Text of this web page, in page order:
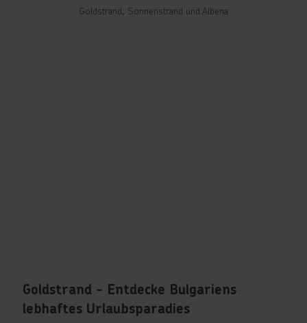
Goldstrand, Sonnenstrand und Albena
Goldstrand - Entdecke Bulgariens
lebhaftes Urlaubsparadies